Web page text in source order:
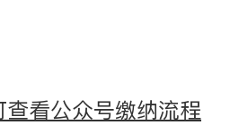
看公众号缴纳流程